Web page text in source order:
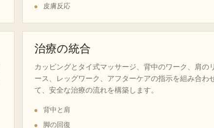
皮膚反応
治療の統合
カッピングとタイ式マッサージ、背中のワーク、肩の
ース、レッグワーク、アフターケアの指示を組み合わ
て、安全な治療の流れを構築します。
背中と肩
脚の回復